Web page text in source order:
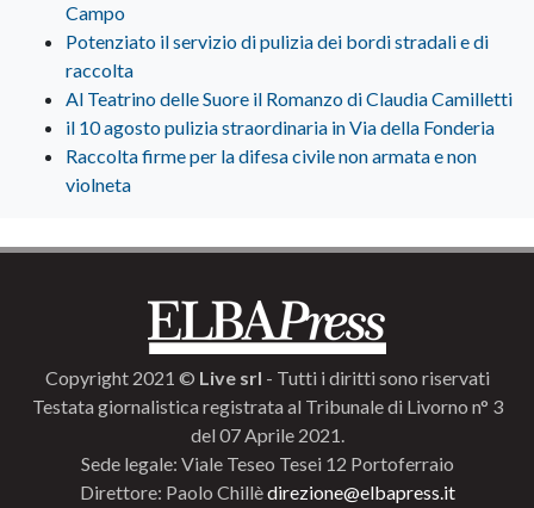
Campo
Potenziato il servizio di pulizia dei bordi stradali e di
raccolta
Al Teatrino delle Suore il Romanzo di Claudia Camilletti
il 10 agosto pulizia straordinaria in Via della Fonderia
Raccolta firme per la difesa civile non armata e non
violneta
Copyright 2021 © Live srl - Tutti i diritti sono riservati
Testata giornalistica registrata al Tribunale di Livorno n° 3
del 07 Aprile 2021.
Sede legale: Viale Teseo Tesei 12 Portoferraio
Direttore: Paolo Chillèdirezione@elbapress.it